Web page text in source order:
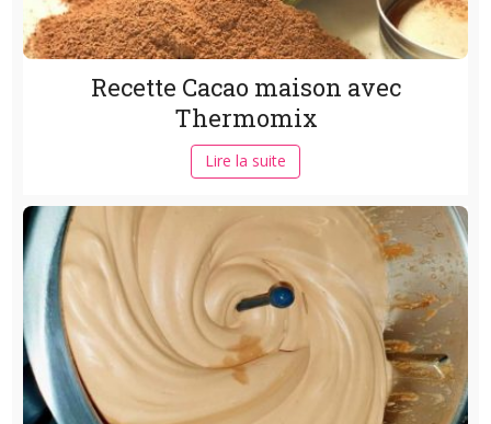
Recette Cacao maison avec
Thermomix
Lire la suite